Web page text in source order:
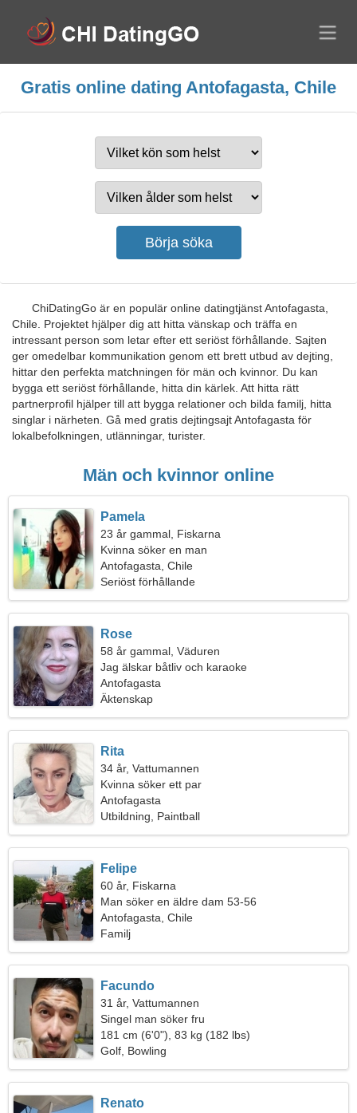
Gratis online dating Antofagasta, Chile
ChiDatingGo är en populär online datingtjänst Antofagasta,
Chile. Projektet hjälper dig att hitta vänskap och träffa en
intressant person som letar efter ett seriöst förhållande. Sajten
ger omedelbar kommunikation genom ett brett utbud av dejting,
hittar den perfekta matchningen för män och kvinnor. Du kan
bygga ett seriöst förhållande, hitta din kärlek. Att hitta rätt
partnerprofil hjälper till att bygga relationer och bilda familj, hitta
singlar i närheten. Gå med gratis dejtingsajt Antofagasta för
lokalbefolkningen, utlänningar, turister.
Män och kvinnor online
Pamela
23 år gammal, Fiskarna
Kvinna söker en man
Antofagasta, Chile
Seriöst förhållande
Rose
58 år gammal, Väduren
Jag älskar båtliv och karaoke
Antofagasta
Äktenskap
Rita
34 år, Vattumannen
Kvinna söker ett par
Antofagasta
Utbildning, Paintball
Felipe
60 år, Fiskarna
Man söker en äldre dam 53-56
Antofagasta, Chile
Familj
Facundo
31 år, Vattumannen
Singel man söker fru
181 cm (6'0"), 83 kg (182 lbs)
Golf, Bowling
Renato